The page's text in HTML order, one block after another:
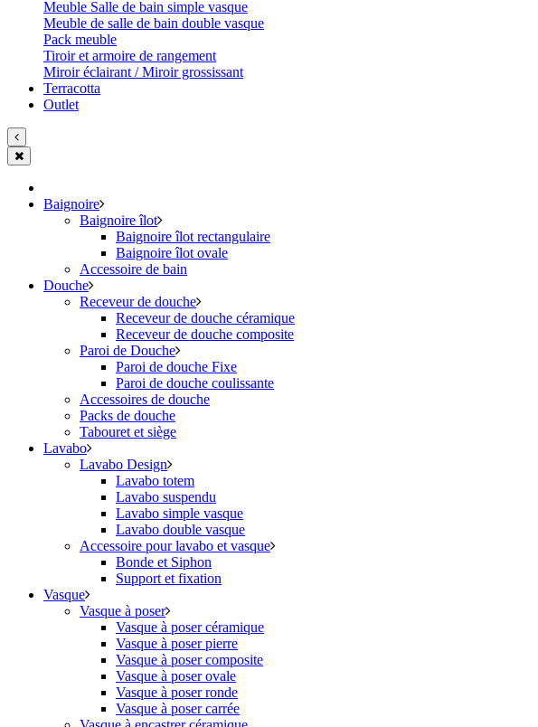
Meuble Salle de bain simple vasque
Meuble de salle de bain double vasque
Pack meuble
Tiroir et armoire de rangement
Miroir éclairant / Miroir grossissant
Terracotta
Outlet
Baignoire
Baignoire îlot
Baignoire îlot rectangulaire
Baignoire îlot ovale
Accessoire de bain
Douche
Receveur de douche
Receveur de douche céramique
Receveur de douche composite
Paroi de Douche
Paroi de douche Fixe
Paroi de douche coulissante
Accessoires de douche
Packs de douche
Tabouret et siège
Lavabo
Lavabo Design
Lavabo totem
Lavabo suspendu
Lavabo simple vasque
Lavabo double vasque
Accessoire pour lavabo et vasque
Bonde et Siphon
Support et fixation
Vasque
Vasque à poser
Vasque à poser céramique
Vasque à poser pierre
Vasque à poser composite
Vasque à poser ovale
Vasque à poser ronde
Vasque à poser carrée